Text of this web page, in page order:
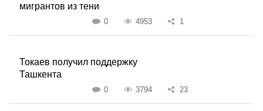
мигрантов из тени
0 4953 1
Токаев получил поддержку
Ташкента
0 3794 23